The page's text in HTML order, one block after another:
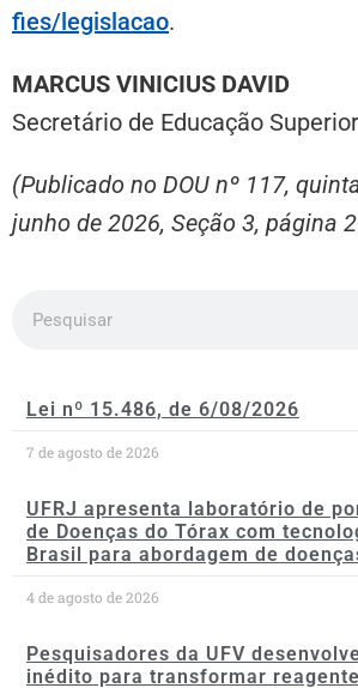
fies/legislacao.
MARCUS VINICIUS DAVID
Secretário de Educação Superior
(Publicado no DOU nº 117,
junho de 2026, Seção 3, página
Lei nº 15.486, de 6/08/2026
7 de agosto de 2026
UFRJ apresenta laboratório de
de Doenças do Tórax com
Brasil para abordagem de
4 de agosto de 2026
Pesquisadores da UFV
inédito para transformar